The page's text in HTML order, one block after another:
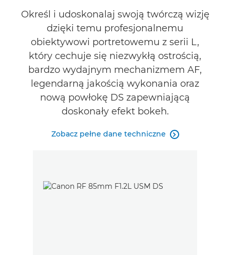
Galeria
Recenzje
Pomoc techniczna
ZNAJDŹ SPRZEDAWCĘ
Określ i udoskonalaj swoją twórczą wizję
dzięki temu profesjonalnemu
obiektywowi portretowemu z serii L,
który cechuje się niezwykłą ostrością,
bardzo wydajnym mechanizmem AF,
legendarną jakością wykonania oraz
nową powłokę DS zapewniającą
doskonały efekt bokeh.
Zobacz pełne dane techniczne 